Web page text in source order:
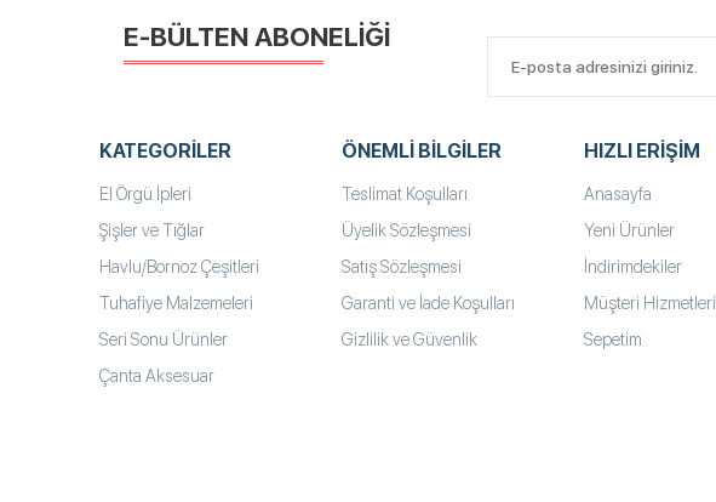
E-BÜLTEN ABONELİĞİ
KATEGORILER
El Örgü İpleri
Şişler ve Tığlar
Havlu/Bornoz Çeşitleri
Tuhafiye Malzemeleri
Seri Sonu Ürünler
Çanta Aksesuar
ÖNEMLI BILGILER
Teslimat Koşulları
Üyelik Sözleşmesi
Satış Sözleşmesi
Garanti ve İade Koşulları
Gizlilik ve Güvenlik
HIZLI ERIŞIM
Anasayfa
Yeni Ürünler
İndirimdekiler
Müşteri Hizmetleri
Sepetim